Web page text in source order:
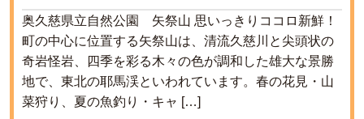
奥久慈県立自然公園 矢祭山 思いっきりココロ新鮮！
町の中心に位置する矢祭山は、清流久慈川と尖頭状の
奇岩怪岩、四季を彩る木々の色が調和した雄大な景勝
地で、東北の耶馬渓といわれています。春の花見・山
菜狩り、夏の魚釣り・キャ […]